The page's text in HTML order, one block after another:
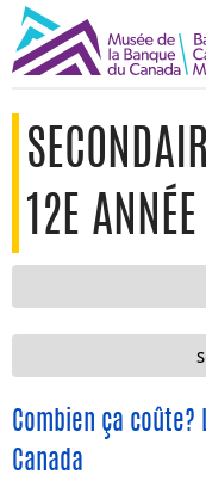
12E ANNÉE
Combien ça coûte?
Canada